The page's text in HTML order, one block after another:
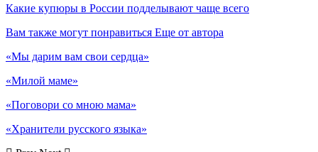
Какие купюры в России подделывают чаще всего
Вам также могут понравиться Еще от автора
«Мы дарим вам свои сердца»
«Милой маме»
«Поговори со мною мама»
«Хранители русского языка»